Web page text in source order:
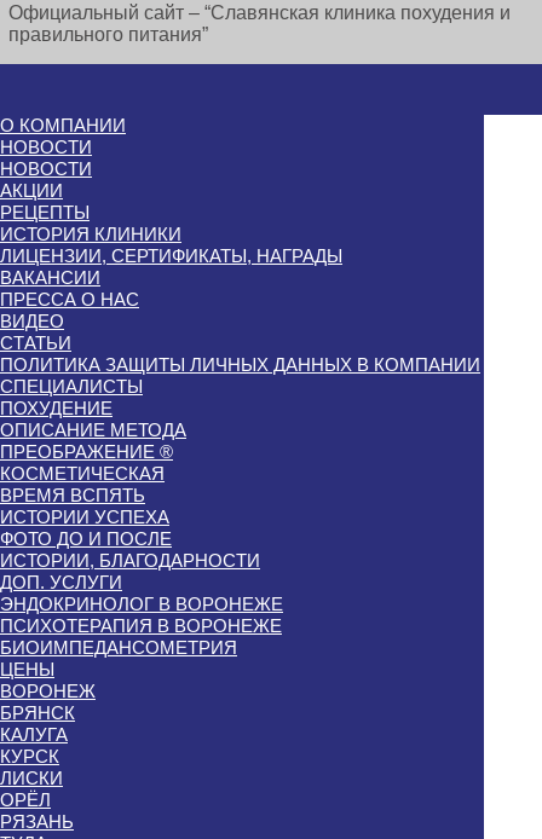
Официальный сайт – “Славянская клиника похудения и
правильного питания”
О КОМПАНИИ
НОВОСТИ
НОВОСТИ
АКЦИИ
РЕЦЕПТЫ
ИСТОРИЯ КЛИНИКИ
ЛИЦЕНЗИИ, СЕРТИФИКАТЫ, НАГРАДЫ
ВАКАНСИИ
ПРЕССА О НАС
ВИДЕО
СТАТЬИ
ПОЛИТИКА ЗАЩИТЫ ЛИЧНЫХ ДАННЫХ В КОМПАНИИ
СПЕЦИАЛИСТЫ
ПОХУДЕНИЕ
ОПИСАНИЕ МЕТОДА
ПРЕОБРАЖЕНИЕ ®
КОСМЕТИЧЕСКАЯ
ВРЕМЯ ВСПЯТЬ
ИСТОРИИ УСПЕХА
ФОТО ДО И ПОСЛЕ
ИСТОРИИ, БЛАГОДАРНОСТИ
ДОП. УСЛУГИ
ЭНДОКРИНОЛОГ В ВОРОНЕЖЕ
ПСИХОТЕРАПИЯ В ВОРОНЕЖЕ
БИОИМПЕДАНСОМЕТРИЯ
ЦЕНЫ
ВОРОНЕЖ
БРЯНСК
КАЛУГА
КУРСК
ЛИСКИ
ОРЁЛ
РЯЗАНЬ